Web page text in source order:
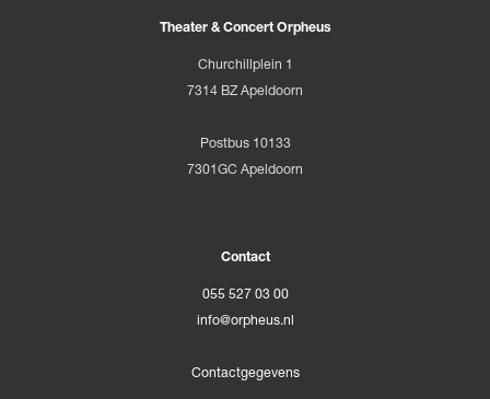
Theater & Concert Orpheus
Churchillplein 1
7314 BZ Apeldoorn
Postbus 10133
7301GC Apeldoorn
Contact
055 527 03 00
info@orpheus.nl
Contactgegevens